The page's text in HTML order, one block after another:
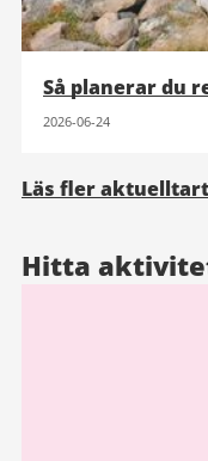
Så planerar du
2026-06-24
Läs fler
Hitta